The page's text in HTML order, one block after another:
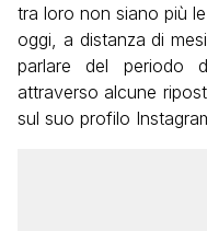
tra loro non siano più
oggi, a distanza di
parlare del periodo
attraverso alcune
sul suo profilo